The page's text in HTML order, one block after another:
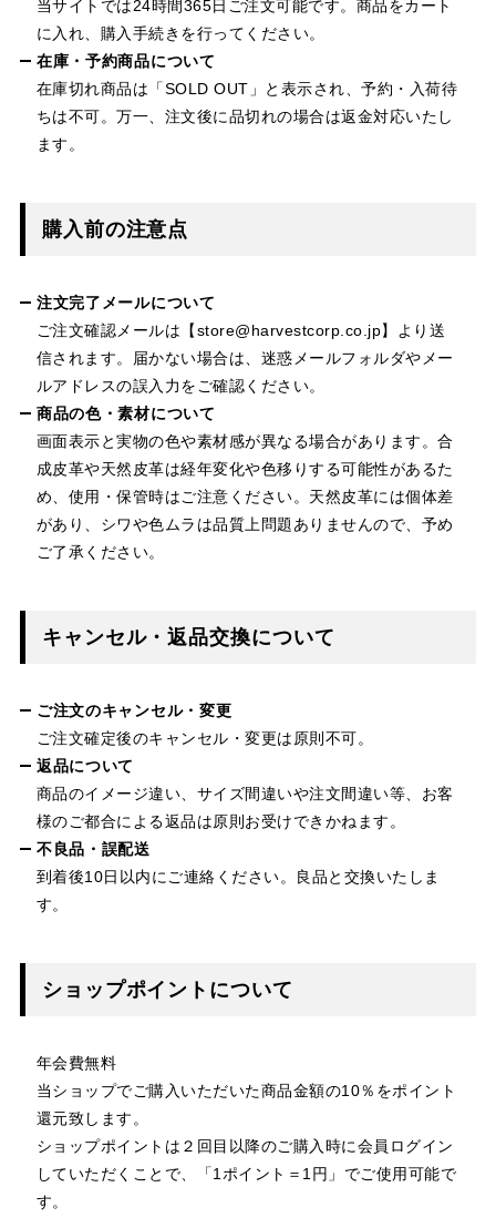
当サイトでは24時間365日ご注文可能です。商品をカート
に入れ、購入手続きを行ってください。
在庫・予約商品について
在庫切れ商品は「SOLD OUT」と表示され、予約・入荷待
ちは不可。万一、注文後に品切れの場合は返金対応いたし
ます。
購入前の注意点
注文完了メールについて
ご注文確認メールは【store@harvestcorp.co.jp】より送
信されます。届かない場合は、迷惑メールフォルダやメー
ルアドレスの誤入力をご確認ください。
商品の色・素材について
画面表示と実物の色や素材感が異なる場合があります。合
成皮革や天然皮革は経年変化や色移りする可能性があるた
め、使用・保管時はご注意ください。天然皮革には個体差
があり、シワや色ムラは品質上問題ありませんので、予め
ご了承ください。
キャンセル・返品交換について
ご注文のキャンセル・変更
ご注文確定後のキャンセル・変更は原則不可。
返品について
商品のイメージ違い、サイズ間違いや注文間違い等、お客
様のご都合による返品は原則お受けできかねます。
不良品・誤配送
到着後10日以内にご連絡ください。良品と交換いたしま
す。
ショップポイントについて
年会費無料
当ショップでご購入いただいた商品金額の10％をポイント
還元致します。
ショップポイントは２回目以降のご購入時に会員ログイン
していただくことで、「1ポイント＝1円」でご使用可能で
す。